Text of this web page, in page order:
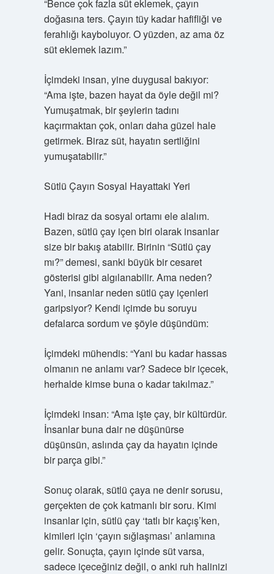
“Bence çok fazla süt eklemek, çayın
doğasına ters. Çayın tüy kadar hafifliği ve
ferahlığı kayboluyor. O yüzden, az ama öz
süt eklemek lazım.”
İçimdeki insan, yine duygusal bakıyor:
“Ama işte, bazen hayat da öyle değil mi?
Yumuşatmak, bir şeylerin tadını
kaçırmaktan çok, onları daha güzel hale
getirmek. Biraz süt, hayatın sertliğini
yumuşatabilir.”
Sütlü Çayın Sosyal Hayattaki Yeri
Hadi biraz da sosyal ortamı ele alalım.
Bazen, sütlü çay içen biri olarak insanlar
size bir bakış atabilir. Birinin “Sütlü çay
mı?” demesi, sanki büyük bir cesaret
gösterisi gibi algılanabilir. Ama neden?
Yani, insanlar neden sütlü çay içenleri
garipsiyor? Kendi içimde bu soruyu
defalarca sordum ve şöyle düşündüm:
İçimdeki mühendis: “Yani bu kadar hassas
olmanın ne anlamı var? Sadece bir içecek,
herhalde kimse buna o kadar takılmaz.”
İçimdeki insan: “Ama işte çay, bir kültürdür.
İnsanlar buna dair ne düşünürse
düşünsün, aslında çay da hayatın içinde
bir parça gibi.”
Sonuç olarak, sütlü çaya ne denir sorusu,
gerçekten de çok katmanlı bir soru. Kimi
insanlar için, sütlü çay ‘tatlı bir kaçış’ken,
kimileri için ‘çayın sığlaşması’ anlamına
gelir. Sonuçta, çayın içinde süt varsa,
sadece içeceğiniz değil, o anki ruh halinizi